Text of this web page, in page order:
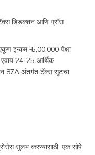
डिडक्शन आणि ग्रॉस
इन्कम ₹ 5,00,000 पेक्षा
24-25 आर्थिक
87A अंतर्गत टॅक्स सूटचा
सुलभ करण्यासाठी, एक सोपे